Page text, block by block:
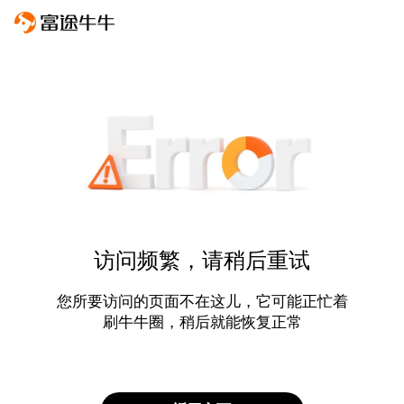
访问频繁，请稍后重试
您所要访问的页面不在这儿，它可能正忙着
刷牛牛圈，稍后就能恢复正常